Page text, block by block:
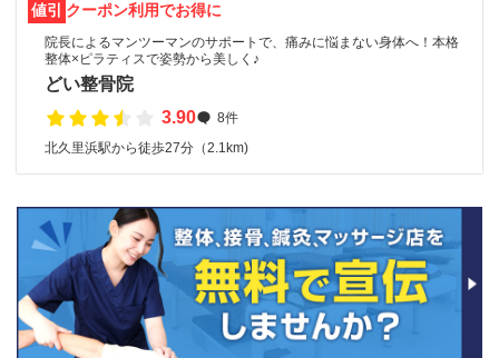
値引 クーポン利用でお得に
院長によるマンツーマンのサポートで、痛みに悩まない身体へ！本格
整体×ピラティスで姿勢から美しく♪
どい整骨院
3.90
8件
北久里浜駅から徒歩27分（2.1km)